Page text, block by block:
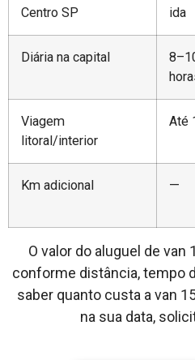
Centro SP
ida
Diária na capital
Viagem
litoral/interior
Até
Km adicional —
O valor do aluguel de van
conforme distância, tempo
saber quanto custa a van
na sua data,